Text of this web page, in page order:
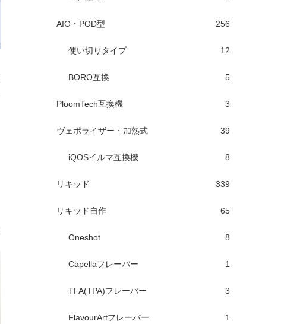
AIO・POD型 256
使い切りタイプ 12
BORO互換 5
PloomTech互換機 3
ヴェポライザー・加熱式 39
iQOSイルマ互換機 8
リキッド 339
リキッド自作 65
Oneshot 8
Capellaフレーバー 1
TFA(TPA)フレーバー 3
FlavourArtフレーバー 1